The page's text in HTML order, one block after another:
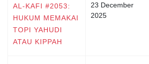
AL-KAFI #2053:
HUKUM MEMAKAI
TOPI YAHUDI
ATAU KIPPAH
23 December
2025